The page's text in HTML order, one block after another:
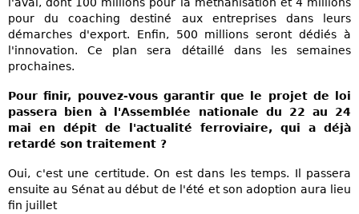
pour du coaching destiné aux entreprises dans leurs
démarches d'export. Enfin, 500 millions seront dédiés à
l'innovation. Ce plan sera détaillé dans les semaines
prochaines.
Pour finir, pouvez-vous garantir que le projet de loi
passera bien à l'Assemblée nationale du 22 au 24
mai en dépit de l'actualité ferroviaire, qui a déjà
retardé son traitement ?
Oui, c'est une certitude. On est dans les temps. Il passera
ensuite au Sénat au début de l'été et son adoption aura lieu
fin juillet